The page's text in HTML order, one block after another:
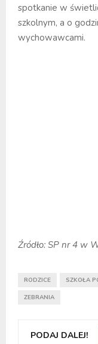
spotkanie w
szkolnym, a o
wychowawcami.
Źródło: SP nr 4 w
RODZICE SZKOŁA
ZEBRANIA
PODAJ DALEJ!